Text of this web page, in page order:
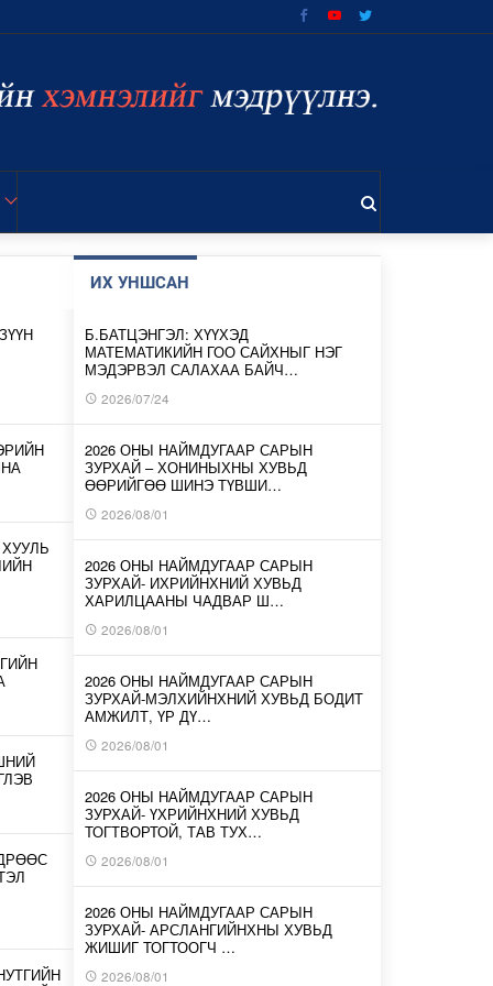
ИХ УНШСАН
Б.БАТЦЭНГЭЛ: ХҮҮХЭД
МАТЕМАТИКИЙН ГОО САЙХНЫГ НЭГ
МЭДЭРВЭЛ САЛАХАА БАЙЧ…
2026/07/24
2026 ОНЫ НАЙМДУГААР САРЫН
ЗУРХАЙ – ХОНИНЫХНЫ ХУВЬД
ӨӨРИЙГӨӨ ШИНЭ ТҮВШИ…
2026/08/01
2026 ОНЫ НАЙМДУГААР САРЫН
ЗУРХАЙ- ИХРИЙНХНИЙ ХУВЬД
ХАРИЛЦААНЫ ЧАДВАР Ш…
2026/08/01
2026 ОНЫ НАЙМДУГААР САРЫН
ЗУРХАЙ-МЭЛХИЙНХНИЙ ХУВЬД БОДИТ
АМЖИЛТ, ҮР ДҮ…
2026/08/01
2026 ОНЫ НАЙМДУГААР САРЫН
ЗУРХАЙ- ҮХРИЙНХНИЙ ХУВЬД
ТОГТВОРТОЙ, ТАВ ТУХ…
2026/08/01
2026 ОНЫ НАЙМДУГААР САРЫН
ЗУРХАЙ- АРСЛАНГИЙНХНЫ ХУВЬД
ЖИШИГ ТОГТООГЧ …
2026/08/01